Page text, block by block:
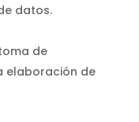
datos.
de
elaboración de